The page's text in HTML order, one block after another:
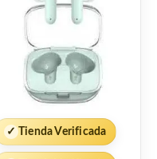
✓ Tienda Verificada